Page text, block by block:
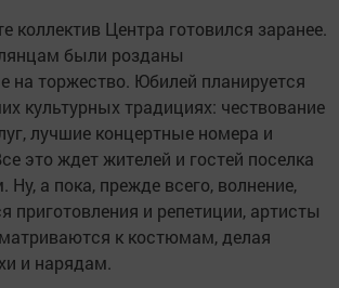
коллектив Центра готовился заранее.
были розданы
на торжество. Юбилей планируется
культурных традициях: чествование
лучшие концертные номера и
это ждет жителей и гостей поселка
Ну, а пока, прежде всего, волнение,
и репетиции, артисты
к костюмам, делая
и нарядам.